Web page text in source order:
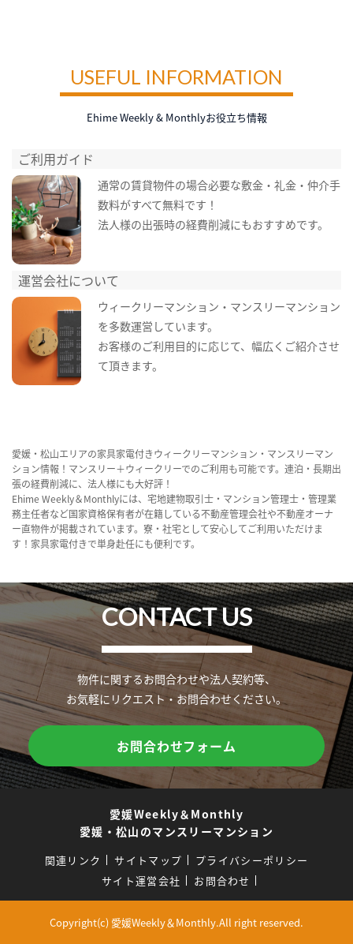
USEFUL INFORMATION
Ehime Weekly & Monthlyお役立ち情報
ご利用ガイド
通常の賃貸物件の場合必要な敷金・礼金・仲介手
数料がすべて無料です！
法人様の出張時の経費削減にもおすすめです。
運営会社について
ウィークリーマンション・マンスリーマンション
を多数運営しています。
お客様のご利用目的に応じて、幅広くご紹介させ
て頂きます。
愛媛・松山エリアの家具家電付きウィークリーマンション・マンスリーマン
ション情報！マンスリー＋ウィークリーでのご利用も可能です。連泊・長期出
張の経費削減に、法人様にも大好評！
Ehime Weekly＆Monthlyには、宅地建物取引士・マンション管理士・管理業
務主任者など国家資格保有者が在籍している不動産管理会社や不動産オーナ
ー直物件が掲載されています。寮・社宅として安心してご利用いただけま
す！家具家電付きで単身赴任にも便利です。
CONTACT US
物件に関するお問合わせや法人契約等、
お気軽にリクエスト・お問合わせください。
お問合わせフォーム
愛媛Weekly＆Monthly
愛媛・松山のマンスリーマンション
関連リンク サイトマップ
プライバシーポリシー
サイト運営会社
お問合わせ
Copyright(c) 愛媛Weekly＆Monthly.All right reserved.